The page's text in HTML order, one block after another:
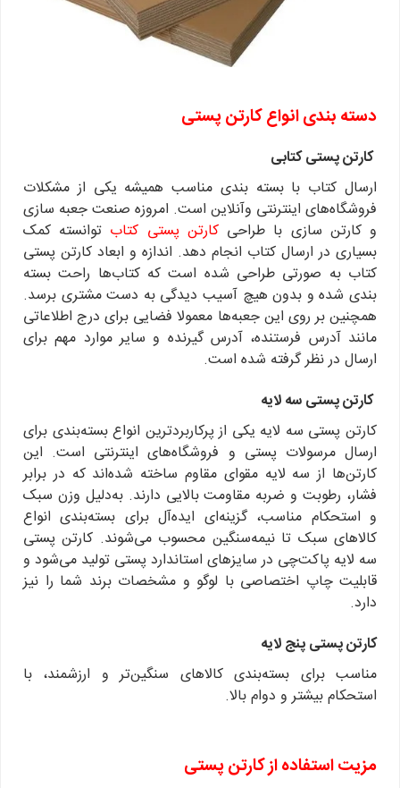
دسته بندی انواع کارتن پستی
کارتن پستی کتابی
ارسال کتاب با بسته بندی مناسب همیشه یکی از مشکلات
فروشگاه‌های اینترنتی وآنلاین است. امروزه صنعت جعبه سازی
و کارتن سازی با طراحیکارتن پستی کتاب توانسته کمک
بسیاری در ارسال کتاب انجام دهد. اندازه و ابعاد کارتن پستی
کتاب به صورتی طراحی شده است که کتاب‌ها راحت بسته
بندی شده و بدون هیچ آسیب دیدگی به دست مشتری برسد.
همچنین بر روی این جعبه‌ها معمولا فضایی برای درج اطلاعاتی
مانند آدرس فرستنده، آدرس گیرنده و سایر موارد مهم برای
ارسال در نظر گرفته شده است.
کارتن پستی سه لایه
کارتن پستی سه لایه یکی از پرکاربردترین انواع بسته‌بندی برای
ارسال مرسولات پستی و فروشگاه‌های اینترنتی است. این
کارتن‌ها از سه لایه مقوای مقاوم ساخته شده‌اند که در برابر
فشار، رطوبت و ضربه مقاومت بالایی دارند. به‌دلیل وزن سبک
و استحکام مناسب، گزینه‌ای ایده‌آل برای بسته‌بندی انواع
کالاهای سبک تا نیمه‌سنگین محسوب می‌شوند. کارتن پستی
سه لایه پاکت‌چی در سایزهای استاندارد پستی تولید می‌شود و
قابلیت چاپ اختصاصی با لوگو و مشخصات برند شما را نیز
دارد.
کارتن پستی پنج لایه
مناسب برای بسته‌بندی کالاهای سنگین‌تر و ارزشمند، با
استحکام بیشتر و دوام بالا.
مزیت استفاده از کارتن پستی